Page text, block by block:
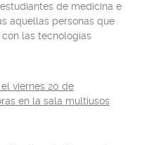
de medicina e
aquellas personas que
las tecnologías
viernes 20 de
en la sala multiusos